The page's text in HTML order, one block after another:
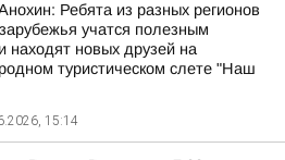
Ребята из разных регионов
учатся полезным
находят новых друзей на
туристическом слете "Наш
15:14